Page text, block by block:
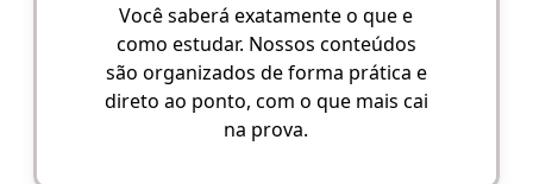
Você saberá exatamente o que e
como estudar. Nossos conteúdos
são organizados de forma prática e
direto ao ponto, com o que mais cai
na prova.